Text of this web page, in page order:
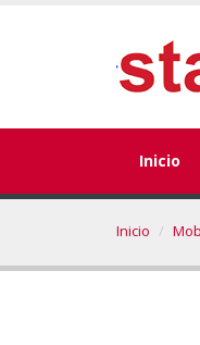
Inicio
Inicio